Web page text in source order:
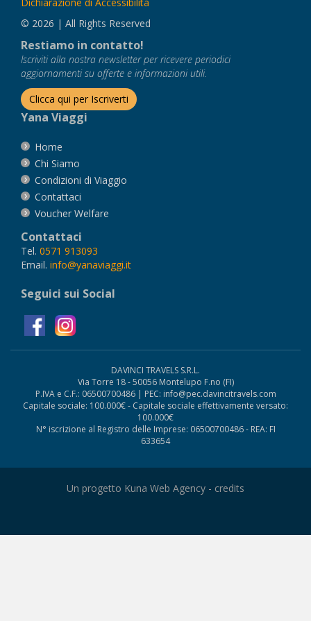
© 2026 | All Rights Reserved
Restiamo in contatto!
Iscriviti alla nostra newsletter per ricevere periodici
aggiornamenti su offerte e informazioni utili.
Clicca qui per Iscriverti
Yana Viaggi
Home
Chi Siamo
Condizioni di Viaggio
Contattaci
Voucher Welfare
Contattaci
Tel. 0571 913093
Email. info@yanaviaggi.it
Seguici sui Social
DAVINCI TRAVELS S.R.L.
Via Torre 18 - 50056 Montelupo F.no (FI)
P.IVA e C.F.: 06500700486 | PEC: info@pec.davincitravels.com
Capitale sociale: 100.000€ - Capitale sociale effettivamente versato:
100.000€
N° iscrizione al Registro delle Imprese: 06500700486 - REA: FI
633654
Un progetto Kuna Web Agency - credits